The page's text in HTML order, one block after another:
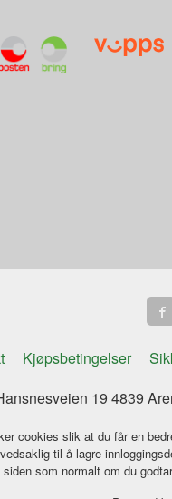
Kjøpsbetingelser
19 4839
cookies slik at du får en
til å lagre
som normalt om du